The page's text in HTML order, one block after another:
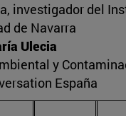
investigador del
de Navarra
Ulecia
y
España